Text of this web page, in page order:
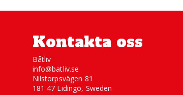
Kontakta oss
Båtliv
info@batliv.se
Nilstorpsvägen 81
181 47 Lidingö, Sweden